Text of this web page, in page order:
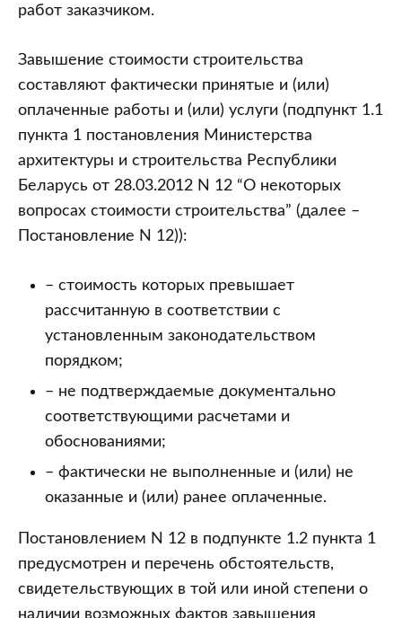
работ заказчиком.
Завышение стоимости строительства
составляют фактически принятые и (или)
оплаченные работы и (или) услуги (подпункт 1.1
пункта 1 постановления Министерства
архитектуры и строительства Республики
Беларусь от 28.03.2012 N 12 “О некоторых
вопросах стоимости строительства” (далее –
Постановление N 12)):
– стоимость которых превышает
рассчитанную в соответствии с
установленным законодательством
порядком;
– не подтверждаемые документально
соответствующими расчетами и
обоснованиями;
– фактически не выполненные и (или) не
оказанные и (или) ранее оплаченные.
Постановлением N 12 в подпункте 1.2 пункта 1
предусмотрен и перечень обстоятельств,
свидетельствующих в той или иной степени о
наличии возможных фактов завышения